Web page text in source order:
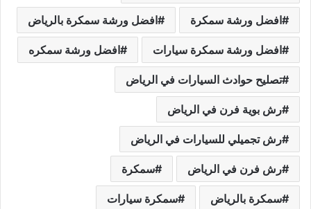
افضل ورشة سمكرة افضل ورشة سمكرة بالرياض
افضل ورشة سمكرة سيارات افضل ورشة سمكره
تصليح حوادث السيارات في الرياض
رش بوية فرن في الرياض
رش تجميلي للسيارات في الرياض
رش فرن في الرياض سمكرة
سمكرة بالرياض سمكرة سيارات